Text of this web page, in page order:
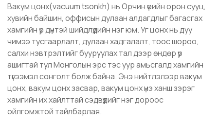
Вакум цонх(vacuum tsonkh) нь Орчин үеийн орон сууц,
хувийн байшин, оффисын дулаан алдагдлыг багасгах
хамгийн үр дүнтэй шийдлүүдийн нэг юм. Уг цонх нь дуу
чимээ тусгаарлалт, дулаан хадгалалт, тоос шороо,
салхи нэвтрэлтийг бууруулах тал дээр өндөр үр
ашигтай тул Монголын эрс тэс уур амьсгалд хамгийн
түгээмэл сонголт болж байна. Энэ нийтлэлээр вакум
цонх, вакум цонх засвар, вакум цонх үнэ ханш зэрэг
хамгийн их хайлттай сэдвүүдийг нэг дороос
ойлгомжтой тайлбарлая.